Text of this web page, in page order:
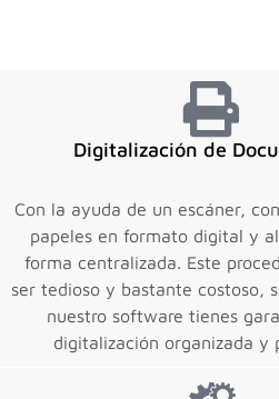
Digitalización de
Con la ayuda de un escáner,
papeles en formato digital y
forma centralizada. Este
ser tedioso y bastante costoso,
nuestro software tienes
digitalización organizada y